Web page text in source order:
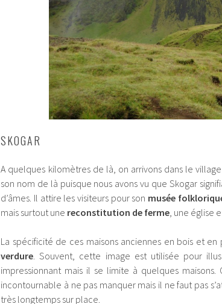
SKOGAR
A quelques kilomètres de là, on arrivons dans le
son nom de là puisque nous avons vu que Skogar
d’âmes. Il attire les visiteurs pour son musée
mais surtout une reconstitution de ferme, une église
La spécificité de ces maisons anciennes en bois et
verdure. Souvent, cette image est utilisée pour
impressionnant mais il se limite à quelques
incontournable à ne pas manquer mais il ne faut pas
très longtemps sur place.